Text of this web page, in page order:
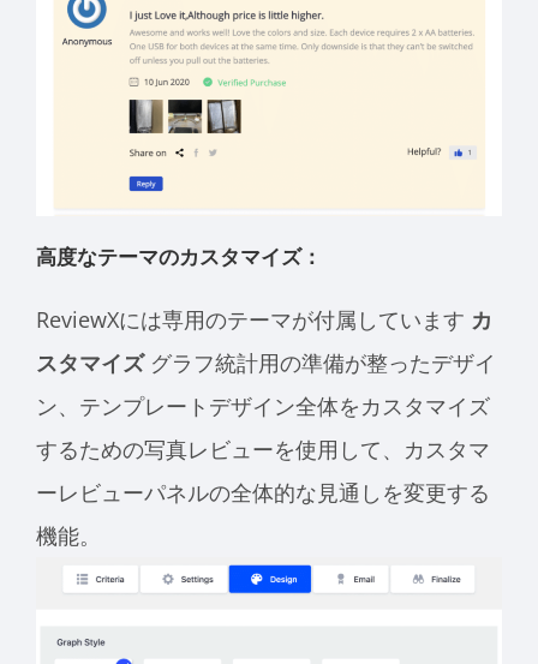
高度なテーマのカスタマイズ：
ReviewXには専用のテーマが付属しています カ
スタマイズグラフ統計用の準備が整ったデザイ
ン、テンプレートデザイン全体をカスタマイズ
するための写真レビューを使用して、カスタマ
ーレビューパネルの全体的な見通しを変更する
機能。